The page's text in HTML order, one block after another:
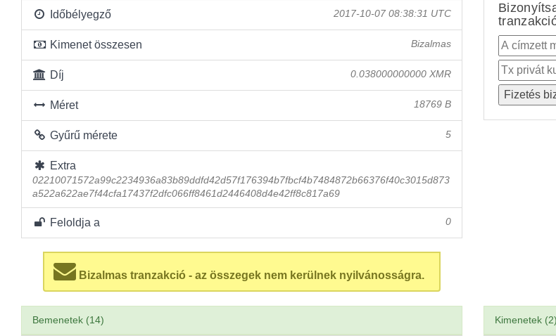
Időbélyegző 2017-10-07 08:38:31 UTC
Kimenet összesen Bizalmas
Díj 0.038000000000 XMR
Méret 18769 B
Gyűrű mérete 5
Extra
02210071572a99c2234936a83b89ddfd42d57f176394b7fbcf4b7484872b66376f40c3015d873
a522a622ae7f44cfa17437f2dfc066ff8461d2446408d4e42ff8c817a69
Feloldja a 0
Bizalmas tranzakció - az összegek nem kerülnek nyilvánosságra.
Bemenetek (14) Kimenetek (2)